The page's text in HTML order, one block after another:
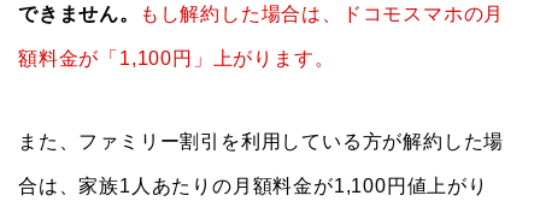
できません。 もし解約した場合は、ドコモスマホの月
額料金が「1,100円」上がります。
また、ファミリー割引を利用している方が解約した場
合は、家族1人あたりの月額料金が1,100円値上がり